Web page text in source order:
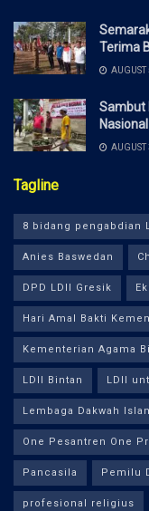
Terima
Sambut
Tagline
8 bidang pengabdian
Anies Baswedan
DPD LDII Gresik
Hari Amal Bakti
Kementerian Agama
LDII Bintan LDII
Lembaga Dakwah
One Pesantren One
Pancasila Pemilu
profesional religius